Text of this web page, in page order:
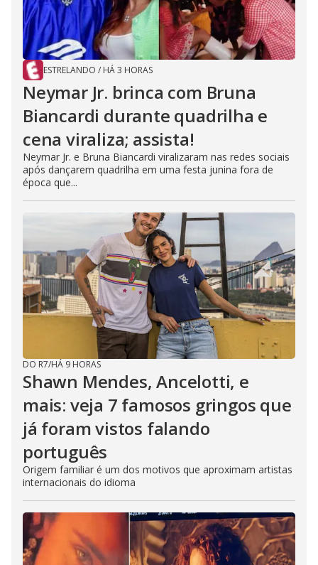
ESTRELANDO / HÁ 3 HORAS
Neymar Jr. brinca com Bruna
Biancardi durante quadrilha e
cena viraliza; assista!
Neymar Jr. e Bruna Biancardi viralizaram nas redes sociais
após dançarem quadrilha em uma festa junina fora de
época que...
DO R7/HÁ 9 HORAS
Shawn Mendes, Ancelotti, e
mais: veja 7 famosos gringos que
já foram vistos falando
português
Origem familiar é um dos motivos que aproximam artistas
internacionais do idioma